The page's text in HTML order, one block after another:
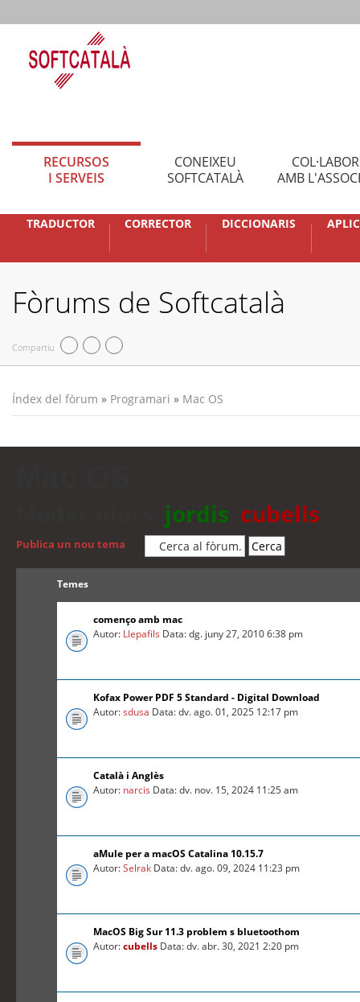
RECURSOS
I SERVEIS
CONEIXEU
SOFTCATALÀ
AMB
TRADUCTOR CORRECTOR DICCIONARIS
Fòrums de Softcatalà
Compartiu
Índex del fòrum » Programari » Mac OS
jordis cubells
Publica un nou tema
Temes
començo amb mac
Autor: Llepafils Data: dg. juny 27, 2010 6:38 pm
Kofax Power PDF 5 Standard - Digital Download
Autor:sdusa Data: dv. ago. 01, 2025 12:17 pm
Català i Anglès
Autor: narcis Data: dv. nov. 15, 2024 11:25 am
aMule per a macOS Catalina 10.15.7
Autor:Selrak Data: dv. ago. 09, 2024 11:23 pm
MacOS Big Sur 11.3 problem s bluetoothom
Autor:cubells Data: dv. abr. 30, 2021 2:20 pm